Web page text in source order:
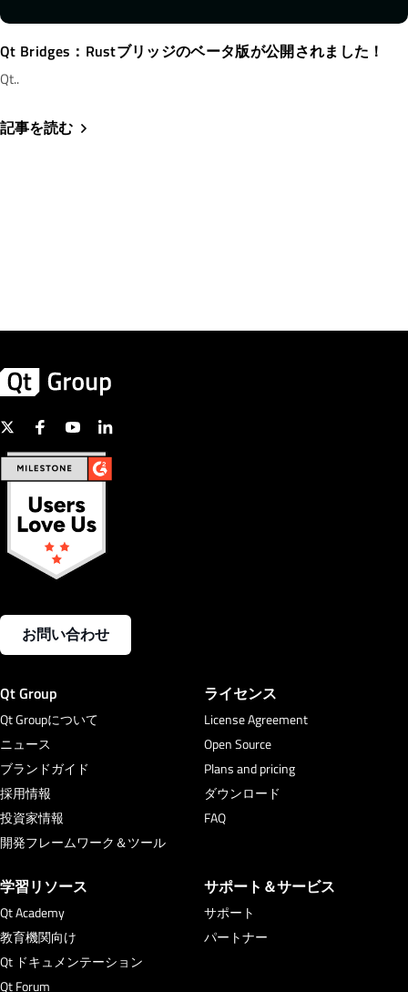
Qt Bridges：Rustブリッジのベータ版が公開されました！
Qt..
記事を読む
お問い合わせ
Qt Group
Qt Groupについて
ニュース
ブランドガイド
採用情報
投資家情報
開発フレームワーク＆ツール
ライセンス
License Agreement
Open Source
Plans and pricing
ダウンロード
FAQ
学習リソース
Qt Academy
教育機関向け
Qt ドキュメンテーション
Qt Forum
サポート＆サービス
サポート
パートナー